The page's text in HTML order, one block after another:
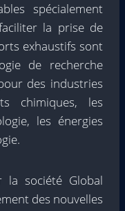
spécialement
la prise de
exhaustifs sont
de recherche
des industries
chimiques, les
les énergies
société Global
des nouvelles